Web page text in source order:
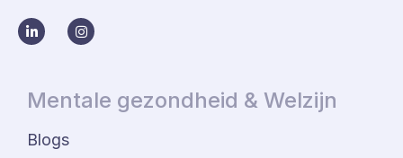
Mentale gezondheid & Welzijn
Blogs